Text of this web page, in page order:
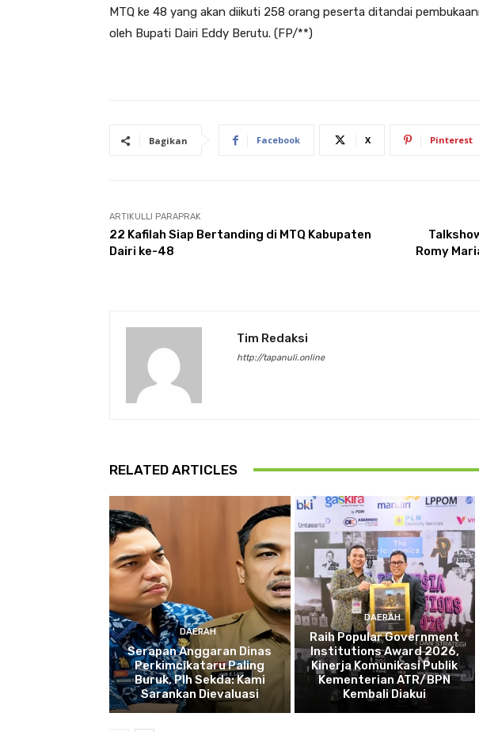
MTQ ke 48 yang akan diikuti 258 orang peserta ditandai
oleh Bupati Dairi Eddy Berutu. (FP/**)
Bagikan Facebook X Pinterest
ARTIKULLI PARAPRAK
22 Kafilah Siap Bertanding di MTQ Kabupaten
Dairi ke-48
Romy
Tim Redaksi
http://tapanuli.online
RELATED ARTICLES
DAERAH
Serapan Anggaran Dinas
Perkimcikataru Paling
Buruk, Plh Sekda: Kami
Sarankan Dievaluasi
DAERAH
Raih Popular Government
Institutions Award 2026,
Kinerja Komunikasi Publik
Kementerian ATR/BPN
Kembali Diakui